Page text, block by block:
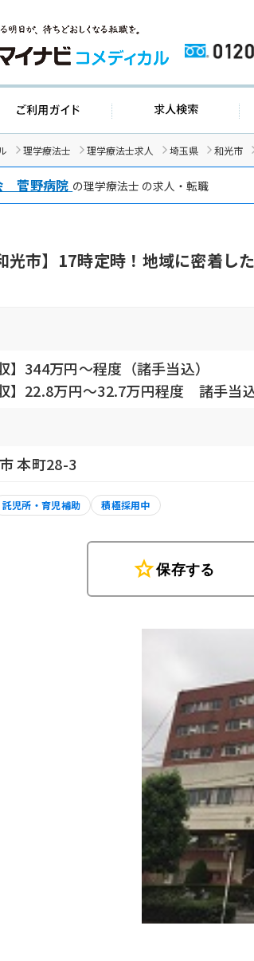
ページ ご利用ガイド 求
理学療法士 理学療法士求人 埼玉県 和光市
菅野病院 の理学療法士 の求人・転職
光市】17時定時！地域に密着
】344万円〜程度（諸手当込）
収】22.8万円〜32.7万円程度 諸手当
本町28-3
託児所・育児補助 積極採用中
star保存する